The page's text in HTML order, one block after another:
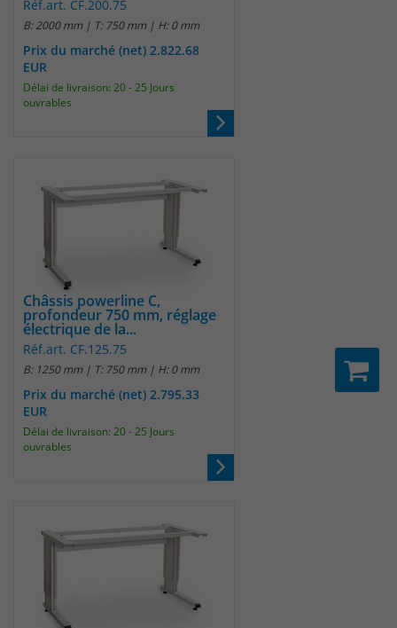
Réf.art. CF.200.75
B: 2000 mm | T: 750 mm | H: 0 mm
Prix du marché (net) 2.822.68
EUR
Délai de livraison: 20 - 25 Jours
ouvrables
Châssis powerline C,
profondeur 750 mm, réglage
électrique de la...
Réf.art. CF.125.75
B: 1250 mm | T: 750 mm | H: 0 mm
Prix du marché (net) 2.795.33
EUR
Délai de livraison: 20 - 25 Jours
ouvrables
um eindeutige Besucher zu
auf unserem Server gespeichert und
unzugänglich.
Anbieter Matomo
30 Minuten
Zweck
Session Daten zu speichern
Name _pk_cvar
Anbieter Matomo
Laufzeit 30 Minuten
Das Cookie wird genutzt um temporär
Anbieter Matomo